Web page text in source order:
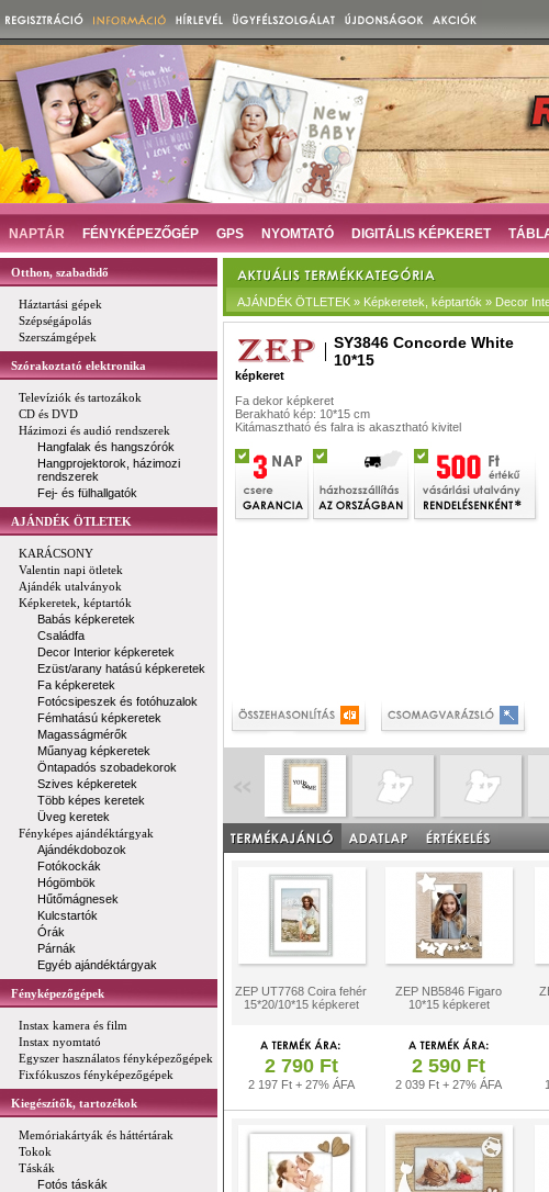
NAPTÁR FÉNYKÉPEZŐGÉP GPS NYOMTATÓ DIGITÁLIS KÉPKERET
Otthon, szabadidő
Háztartási gépek
Szépségápolás
Szerszámgépek
Szórakoztató elektronika
Televíziók és tartozákok
CD és DVD
Házimozi és audió rendszerek
Hangfalak és hangszórók
Hangprojektorok, házimozi
rendszerek
Fej- és fülhallgatók
AJÁNDÉK ÖTLETEK
KARÁCSONY
Valentin napi ötletek
Ajándék utalványok
Képkeretek, képtartók
Babás képkeretek
Családfa
Decor Interior képkeretek
Ezüst/arany hatású képkeretek
Fa képkeretek
Fotócsipeszek és fotóhuzalok
Fémhatású képkeretek
Magasságmérők
Műanyag képkeretek
Öntapadós szobadekorok
Szives képkeretek
Több képes keretek
Üveg keretek
Fényképes ajándéktárgyak
Ajándékdobozok
Fotókockák
Hógömbök
Hűtőmágnesek
Kulcstartók
Órák
Párnák
Egyéb ajándéktárgyak
Fényképezőgépek
Instax kamera és film
Instax nyomtató
Egyszer használatos fényképezőgépek
Fixfókuszos fényképezőgépek
Kiegészítők, tartozékok
Memóriakártyák és háttértárak
Tokok
Táskák
Fotós táskák
AJÁNDÉK ÖTLETEK » Képkeretek, képtartók » Decor
SY3846 Concorde White
10*15
képkeret
Fa dekor képkeret
Berakható kép: 10*15 cm
Kitámasztható és falra is akasztható kivitel
ZEP UT7768 Coira fehér
15*20/10*15 képkeret
ZEP NB5846 Figaro
10*15 képkeret
2 790 Ft
2 197 Ft + 27% ÁFA
2 590 Ft
2 039 Ft + 27% ÁFA